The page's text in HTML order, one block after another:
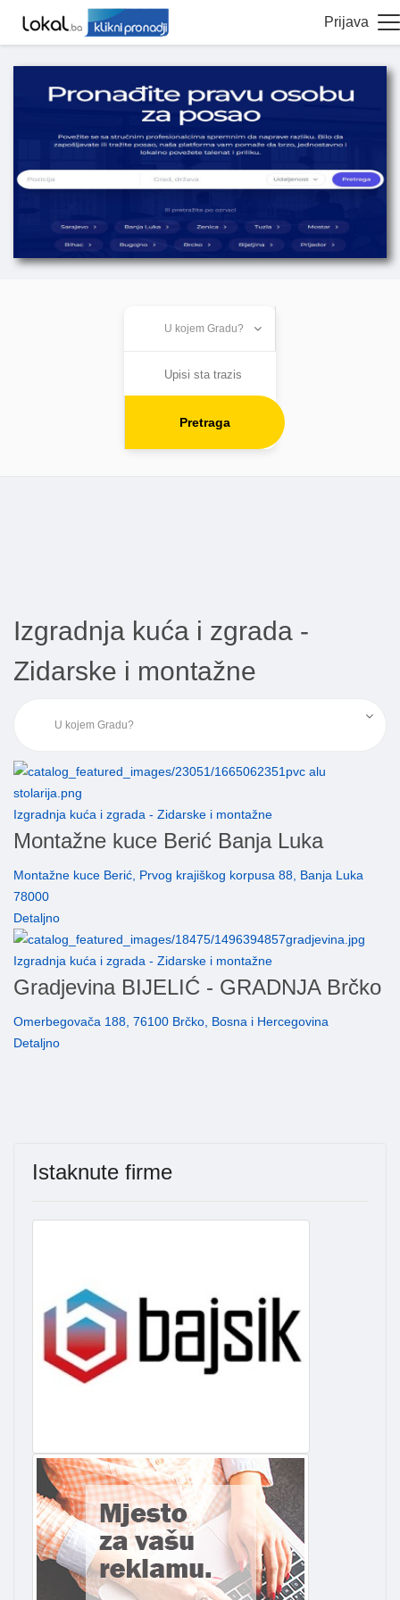
Prijava
Pretraga
Izgradnja kuća i zgrada -
Zidarske i montažne
Izgradnja kuća i zgrada - Zidarske i montažne
Montažne kuce Berić Banja Luka
Montažne kuce Berić, Prvog krajiškog korpusa 88, Banja Luka
78000
Detaljno
Izgradnja kuća i zgrada - Zidarske i montažne
Gradjevina BIJELIĆ - GRADNJA Brčko
Omerbegovača 188, 76100 Brčko, Bosna i Hercegovina
Detaljno
Istaknute firme